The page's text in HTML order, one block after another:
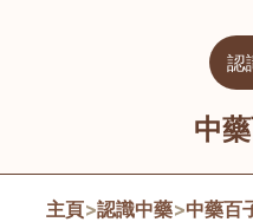
認
中
主頁>認識中藥>中藥百